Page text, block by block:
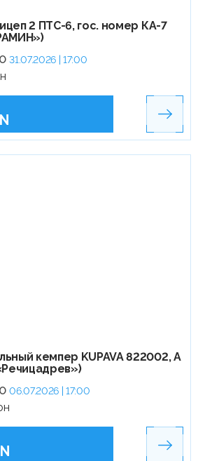
2 ПТС-6, гос. номер КА-7
31.07.2026 | 17:00
кемпер KUPAVA 822002, А
06.07.2026 | 17:00